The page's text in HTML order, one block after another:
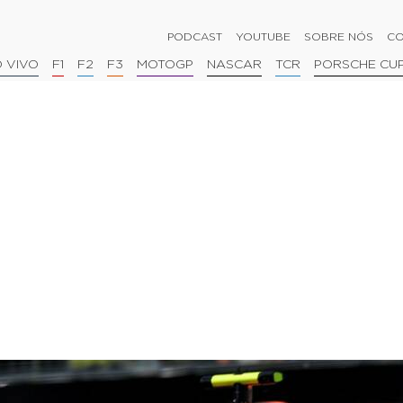
PODCAST YOUTUBE SOBRE NÓS
VIVO F1 F2 F3 MOTOGP NASCAR TCR PORSCHE